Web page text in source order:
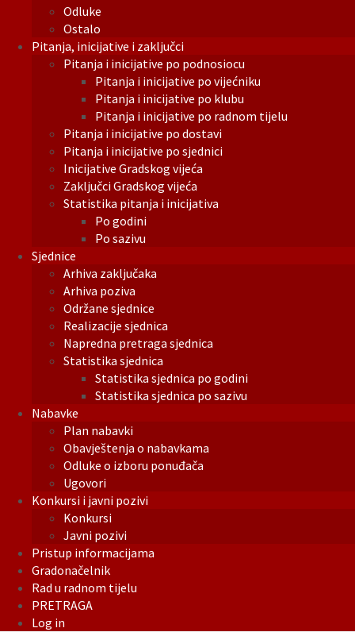
Odluke
Ostalo
Pitanja, inicijative i zaključci
Pitanja i inicijative po podnosiocu
Pitanja i inicijative po vijećniku
Pitanja i inicijative po klubu
Pitanja i inicijative po radnom tijelu
Pitanja i inicijative po dostavi
Pitanja i inicijative po sjednici
Inicijative Gradskog vijeća
Zaključci Gradskog vijeća
Statistika pitanja i inicijativa
Po godini
Po sazivu
Sjednice
Arhiva zaključaka
Arhiva poziva
Održane sjednice
Realizacije sjednica
Napredna pretraga sjednica
Statistika sjednica
Statistika sjednica po godini
Statistika sjednica po sazivu
Nabavke
Plan nabavki
Obavještenja o nabavkama
Odluke o izboru ponuđača
Ugovori
Konkursi i javni pozivi
Konkursi
Javni pozivi
Pristup informacijama
Gradonačelnik
Rad u radnom tijelu
PRETRAGA
Log in